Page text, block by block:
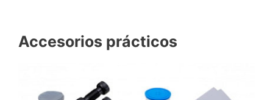
Accesorios prácticos